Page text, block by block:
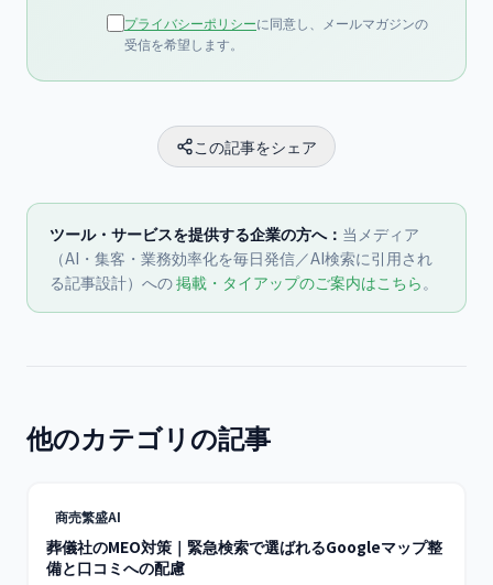
プライバシーポリシーに同意し、メールマガジンの
受信を希望します。
この記事をシェア
ツール・サービスを提供する企業の方へ： 当メディア
（AI・集客・業務効率化を毎日発信／AI検索に引用され
る記事設計）への掲載・タイアップのご案内はこちら。
他のカテゴリの記事
商売繁盛AI
葬儀社のMEO対策｜緊急検索で選ばれるGoogleマップ整
備と口コミへの配慮